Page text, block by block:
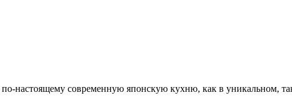
по-настоящему современную японскую кухню, как в уникальном,